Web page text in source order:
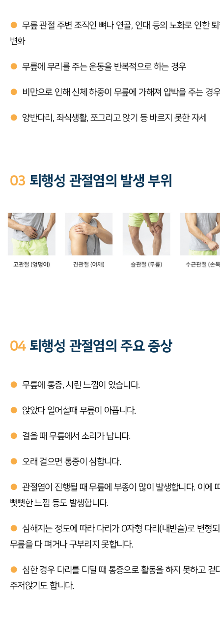
● 무릎 관절 주변 조직인 뼈나 연골, 인대 등의 노화로 인한
변화
● 무릎에 무리를 주는 운동을 반복적으로 하는 경우
● 비만으로 인해 신체 하중이 무릎에 가해져 압박을 주는 경우
● 양반다리, 좌식생활, 쪼그리고 앉기 등 바르지 못한 자세
03 퇴행성 관절염의 발생 부위
04퇴행성 관절염의 주요 증상
● 무릎에 통증, 시린 느낌이 있습니다.
● 앉았다 일어설때 무릎이 아픕니다.
● 걸을 때 무릎에서 소리가 납니다.
● 오래 걸으면 통증이 심합니다.
● 관절염이 진행될 때 무릎에 부종이 많이 발생합니다. 이에
뻣뻣한 느낌 등도 발생합니다.
● 심해지는 정도에 따라 다리가 O자형 다리(내반슬)로 변형
무릎을 다 펴거나 구부리지 못합니다.
● 심한 경우 다리를 디딜 때 통증으로 활동을 하지 못하고 걷
주저앉기도 합니다.